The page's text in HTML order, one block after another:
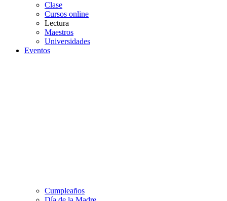
Clase
Cursos online
Lectura
Maestros
Universidades
Eventos
Cumpleaños